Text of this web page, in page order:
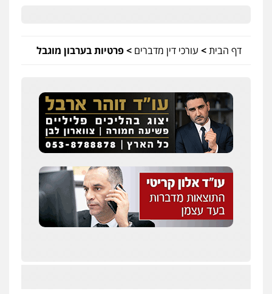
דף הבית> עורכי דין מדברים >פרטיות בערבון מוגבל